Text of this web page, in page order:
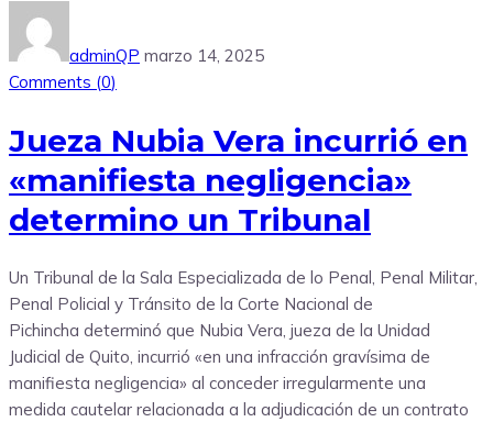
adminQP marzo 14, 2025
Comments (0)
Jueza Nubia Vera incurrió en
«manifiesta negligencia»
determino un Tribunal
Un Tribunal de la Sala Especializada de lo Penal, Penal Militar,
Penal Policial y Tránsito de la Corte Nacional de
Pichincha determinó que Nubia Vera, jueza de la Unidad
Judicial de Quito, incurrió «en una infracción gravísima de
manifiesta negligencia» al conceder irregularmente una
medida cautelar relacionada a la adjudicación de un contrato